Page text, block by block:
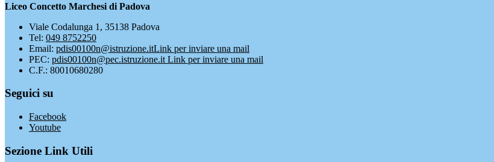
Liceo Concetto Marchesi di Padova
Viale Codalunga 1, 35138 Padova
Tel: 049 8752250
Email: pdis00100n@istruzione.itLink per inviare una mail
PEC: pdis00100n@pec.istruzione.it Link per inviare una mail
C.F.: 80010680280
Seguici su
Facebook
Youtube
Sezione Link Utili